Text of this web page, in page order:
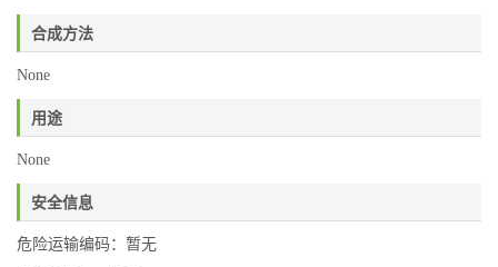
合成方法
None
用途
None
安全信息
危险运输编码：暂无